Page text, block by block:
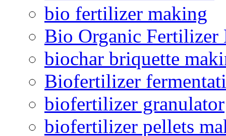
bio fertilizer making
Bio Organic Fertilizer
biochar briquette
Biofertilizer
biofertilizer granulator
biofertilizer pellets